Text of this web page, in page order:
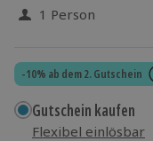
1 Person
-10% ab dem 2. Gutschein
Gutschein kaufen
Flexibel einlösbar